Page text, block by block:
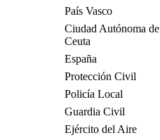
País Vasco
Ciudad Autónoma de
Ceuta
España
Protección Civil
Policía Local
Guardia Civil
Ejército del Aire